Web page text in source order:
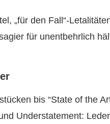
„für den Fall“-
für unentbehrlich
bis “State of the
Understatement: